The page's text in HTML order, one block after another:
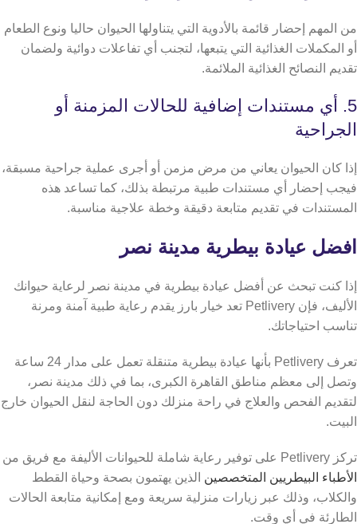
من المهم إحضار قائمة بالأدوية التي يتناولها الحيوان حاليا ونوع الطعام
أو المكملات الغذائية التي يتبعها، لتجنب أي تفاعلات دوائية ولضمان
تقديم النصائح الغذائية الملائمة.
5. أي مستندات إضافية للحالات المزمنة أو
الجراحية
إذا كان الحيوان يعاني من مرض مزمن أو أجرى عملية جراحية مسبقة،
فيجب إحضار أي مستندات طبية مرتبطة بذلك، كما تساعد هذه
المستندات في تقديم متابعة دقيقة وخطة علاجية مناسبة.
افضل عيادة بيطرية مدينة نصر
إذا كنت تبحث عن أفضل عيادة بيطرية في مدينة نصر لرعاية حيوانك
الأليف، فإن Petlivery تعد خيار بارز يقدم رعاية طبية آمنة ومرنة
تناسب احتياجاتك.
تعرف Petlivery بأنها عيادة بيطرية متنقلة تعمل على مدار 24 ساعة
وتصل إلى معظم مناطق القاهرة الكبرى، بما في ذلك مدينة نصر،
لتقديم الفحص والعلاج في راحة منزلك دون الحاجة لنقل الحيوان خارج
البيت.
تركز Petlivery على توفير رعاية شاملة للحيوانات الأليفة مع فريق من
الأطباء البيطريين المتخصصين الذين يهتمون بصحة وحياة القطط
والكلاب، وذلك عبر زيارات منزلية سريعة ومع إمكانية متابعة الحالات
الطارئة في أي وقت.